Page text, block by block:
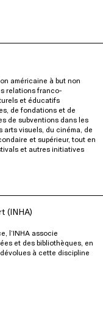
américaine à but non
relations franco-
et éducatifs
de fondations et de
de subventions dans les
arts visuels, du cinéma, de
et supérieur, tout en
et autres initiatives
(INHA)
l’INHA associe
et des bibliothèques, en
à cette discipline